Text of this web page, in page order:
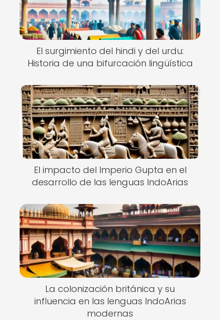
El surgimiento del hindi y del urdu:
Historia de una bifurcación lingüística
El impacto del Imperio Gupta en el
desarrollo de las lenguas IndoArias
La colonización británica y su
influencia en las lenguas IndoArias
modernas